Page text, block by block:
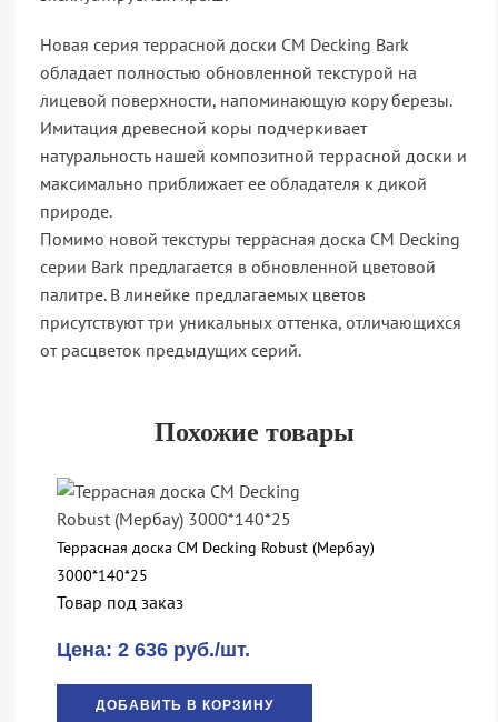
Новая серия террасной доски CM Decking Bark
обладает полностью обновленной текстурой на
лицевой поверхности, напоминающую кору березы.
Имитация древесной коры подчеркивает
натуральность нашей композитной террасной доски и
максимально приближает ее обладателя к дикой
природе.
Помимо новой текстуры террасная доска CM Decking
серии Bark предлагается в обновленной цветовой
палитре. В линейке предлагаемых цветов
присутствуют три уникальных оттенка, отличающихся
от расцветок предыдущих серий.
Похожие товары
Террасная доска CM Decking Robust (Мербау)
3000*140*25
Товар под заказ
Цена: 2 636 руб./шт.
ДОБАВИТЬ В КОРЗИНУ